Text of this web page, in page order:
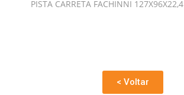
PISTA CARRETA FACHINNI 127X96X22,4
< Voltar